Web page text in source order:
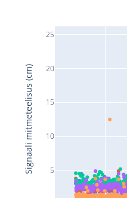
5
10
15
20
25
Signaali mitmeteelisus (cm)